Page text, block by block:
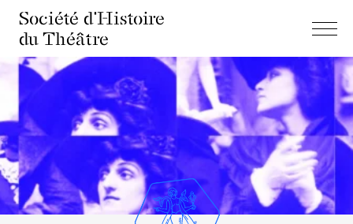
Société d'Histoire
du Théâtre